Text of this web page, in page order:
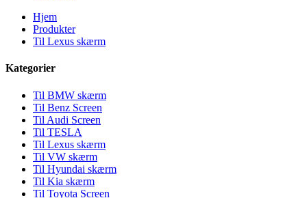
Hjem
Produkter
Til Lexus skærm
Kategorier
Til BMW skærm
Til Benz Screen
Til Audi Screen
Til TESLA
Til Lexus skærm
Til VW skærm
Til Hyundai skærm
Til Kia skærm
Til Toyota Screen